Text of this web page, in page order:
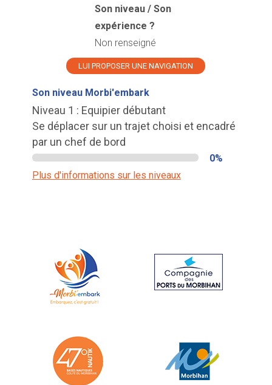
Son niveau / Son
expérience ?
Non renseigné
LUI PROPOSER UNE NAVIGATION
Son niveau Morbi'embark
Niveau 1 : Equipier débutant
Se déplacer sur un trajet choisi et encadré
par un chef de bord
0%
Plus d'informations sur les niveaux